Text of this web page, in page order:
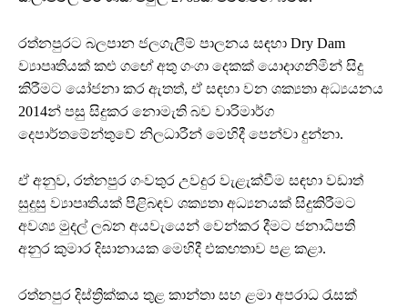
රත්නපුරට බලපාන ජලගැලීම් පාලනය සඳහා Dry Dam
ව්‍යාපෘතියක් කළු ගඟේ අතු ගංගා දෙකක් යොදාගනිමින් සිදු
කිරීමට යෝජනා කර ඇතත්, ඒ සඳහා වන ශක්‍යතා අධ්‍යයනය
2014න් පසු සිදුකර නොමැති බව වාරිමාර්ග
දෙපාර්තමේන්තුවේ නිලධාරීන් මෙහිදී පෙන්වා දුන්නා.
ඒ අනුව, රත්නපුර ගංවතුර උවදුර වැළැක්වීම සඳහා වඩාත්
සුදුසු ව්‍යාපෘතියක් පිළිබඳව ශක්‍යතා අධ්‍යනයක් සිදුකිරීමට
අවශ්‍ය මුදල් ලබන අයවැයෙන් වෙන්කර දීමට ජනාධිපති
අනුර කුමාර දිසානායක මෙහිදී එකඟතාව පළ කළා.
රත්නපුර දිස්ත්‍රික්කය තුළ කාන්තා සහ ළමා අපරාධ රැසක්